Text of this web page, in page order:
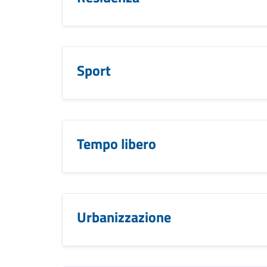
Sport
Tempo libero
Urbanizzazione